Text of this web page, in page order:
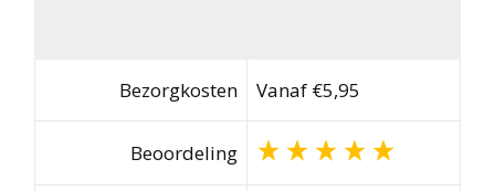
Bezorgkosten Vanaf €5,95
Beoordeling